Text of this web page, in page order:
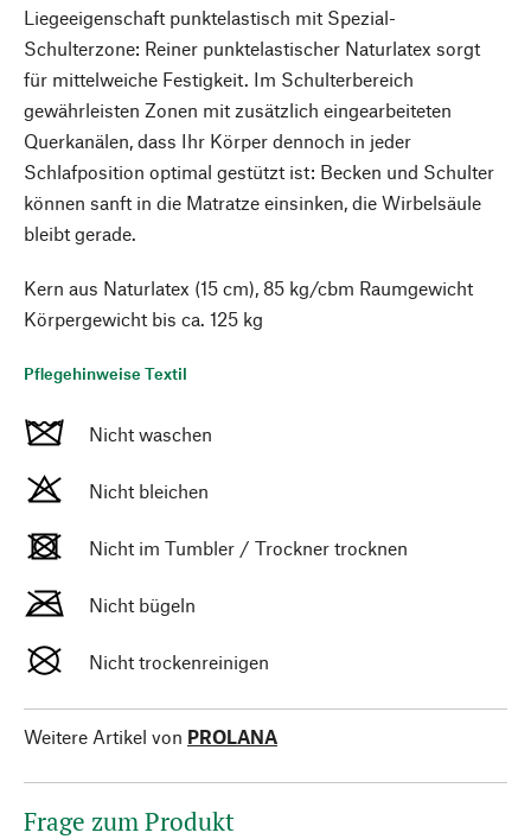
Liegeeigenschaft punktelastisch mit Spezial-
Schulterzone: Reiner punktelastischer Naturlatex sorgt
für mittelweiche Festigkeit. Im Schulterbereich
gewährleisten Zonen mit zusätzlich eingearbeiteten
Querkanälen, dass Ihr Körper dennoch in jeder
Schlafposition optimal gestützt ist: Becken und Schulter
können sanft in die Matratze einsinken, die Wirbelsäule
bleibt gerade.
Kern aus Naturlatex (15 cm), 85 kg/cbm Raumgewicht
Körpergewicht bis ca. 125 kg
Pflegehinweise Textil
Nicht waschen
Nicht bleichen
Nicht im Tumbler / Trockner trocknen
Nicht bügeln
Nicht trockenreinigen
Weitere Artikel von PROLANA
Frage zum Produkt